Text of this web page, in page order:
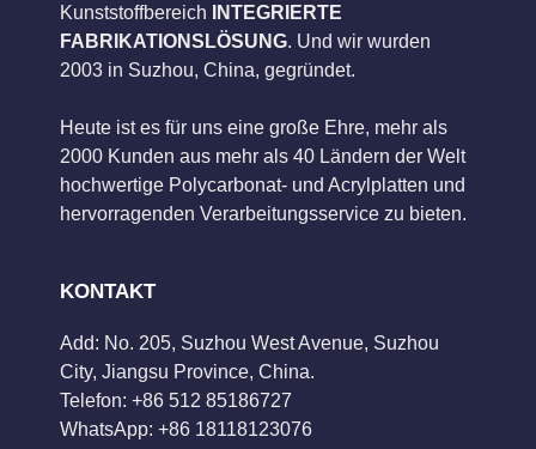
Kunststoffbereich
INTEGRIERTE
FABRIKATIONSLÖSUNG. Und wir wurden
2003 in Suzhou, China, gegründet.
Heute ist es für uns eine große Ehre, mehr als
2000 Kunden aus mehr als 40 Ländern der Welt
hochwertige Polycarbonat- und Acrylplatten und
hervorragenden Verarbeitungsservice zu bieten.
KONTAKT
Add: No. 205, Suzhou West Avenue, Suzhou
City, Jiangsu Province, China.
Telefon: +86 512 85186727
WhatsApp: +86 18118123076